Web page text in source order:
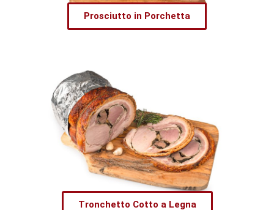
Prosciutto in Porchetta
Tronchetto Cotto a Legna